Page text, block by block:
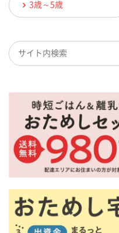
3歳～5歳
検索キーワード入力